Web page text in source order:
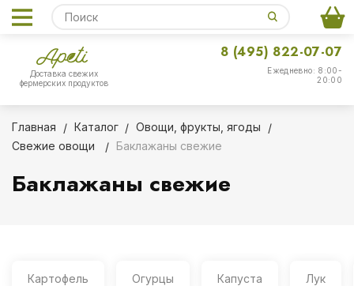
Доставка свежих
фермерских продуктов
Ежедневно: 8:00-
20:00
8 (495) 822-07-07
Главная Каталог
Овощи, фрукты, ягоды
Свежие овощи
Баклажаны свежие
Баклажаны свежие
Картофель Огурцы Капуста Лук